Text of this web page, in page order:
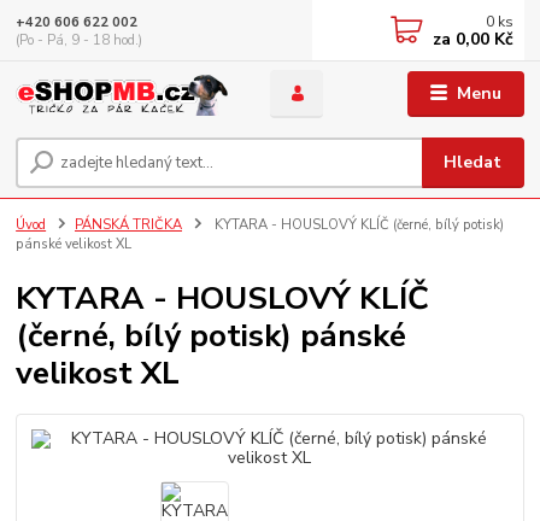
Menu
Hledat
+420 606 622 002
(Po - Pá, 9 - 18 hod.)
0 ks
za 0,00 Kč
Úvod PÁNSKÁ TRIČKA
KYTARA - HOUSLOVÝ KLÍČ (černé, bílý potisk)
pánské velikost XL
KYTARA - HOUSLOVÝ KLÍČ
(černé, bílý potisk) pánské
velikost XL